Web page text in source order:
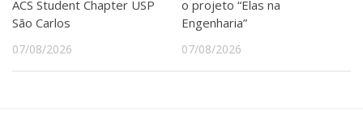
ACS Student Chapter USP
São Carlos
07/08/2026
o projeto “Elas na
Engenharia”
07/08/2026